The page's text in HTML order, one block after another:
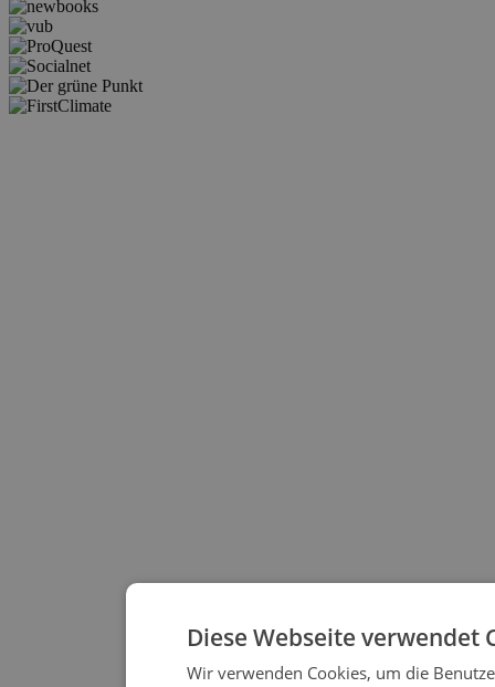
Diese Webseite verwendet
Wir verwenden Cookies, um die